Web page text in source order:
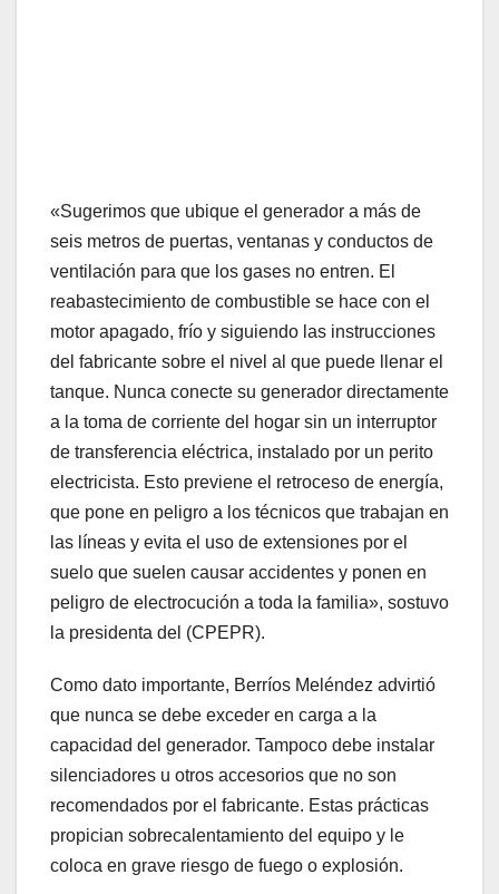
«Sugerimos que ubique el generador a más de
seis metros de puertas, ventanas y conductos de
ventilación para que los gases no entren. El
reabastecimiento de combustible se hace con el
motor apagado, frío y siguiendo las instrucciones
del fabricante sobre el nivel al que puede llenar el
tanque. Nunca conecte su generador directamente
a la toma de corriente del hogar sin un interruptor
de transferencia eléctrica, instalado por un perito
electricista. Esto previene el retroceso de energía,
que pone en peligro a los técnicos que trabajan en
las líneas y evita el uso de extensiones por el
suelo que suelen causar accidentes y ponen en
peligro de electrocución a toda la familia», sostuvo
la presidenta del (CPEPR).
Como dato importante, Berríos Meléndez advirtió
que nunca se debe exceder en carga a la
capacidad del generador. Tampoco debe instalar
silenciadores u otros accesorios que no son
recomendados por el fabricante. Estas prácticas
propician sobrecalentamiento del equipo y le
coloca en grave riesgo de fuego o explosión.